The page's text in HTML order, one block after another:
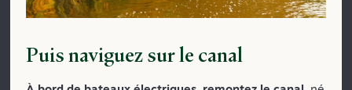
Puis naviguez sur le canal